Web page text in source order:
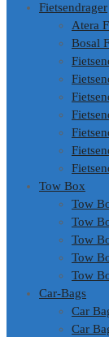
Fietsendrager
Atera
Bosal
Tow Box
Tow
Tow
Tow
Tow
Tow
Car-Bags
Car
Car